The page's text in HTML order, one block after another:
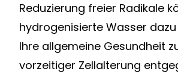
Reduzierung freier Radikale
hydrogenisierte Wasser
Ihre allgemeine Gesundheit
vorzeitiger Zellalterung